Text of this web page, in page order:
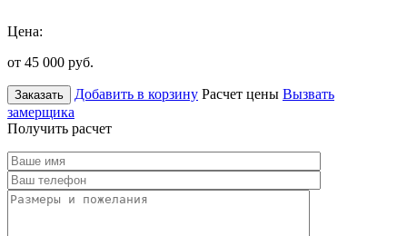
Цена:
от 45 000 руб.
Заказать Добавить в корзину Расчет цены Вызвать
замерщика
Получить расчет